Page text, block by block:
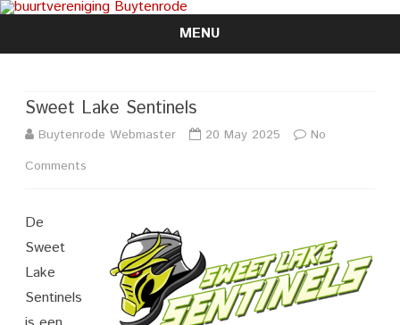
MENU
Skip
Sweet Lake Sentinels
Buytenrode Webmaster 20 May 2025
No
Comments
Sentinels
De
Sweet
Lake
Sentinels